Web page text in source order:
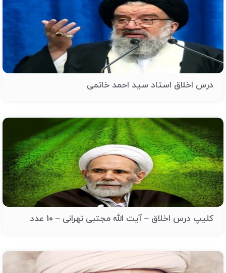
درس اخلاق استاد سید احمد خاتمی
کلیپ درس اخلاق – آیت الله مجتبی تهرانی – 10 عدد